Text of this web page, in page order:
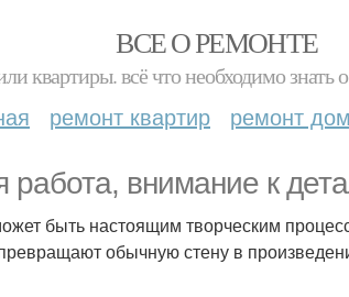
ВСЕ О РЕМОНТЕ
квартиры. всё что необходимо
ремонт квартир ремонт
работа, внимание к
быть настоящим творческим
обычную стену в